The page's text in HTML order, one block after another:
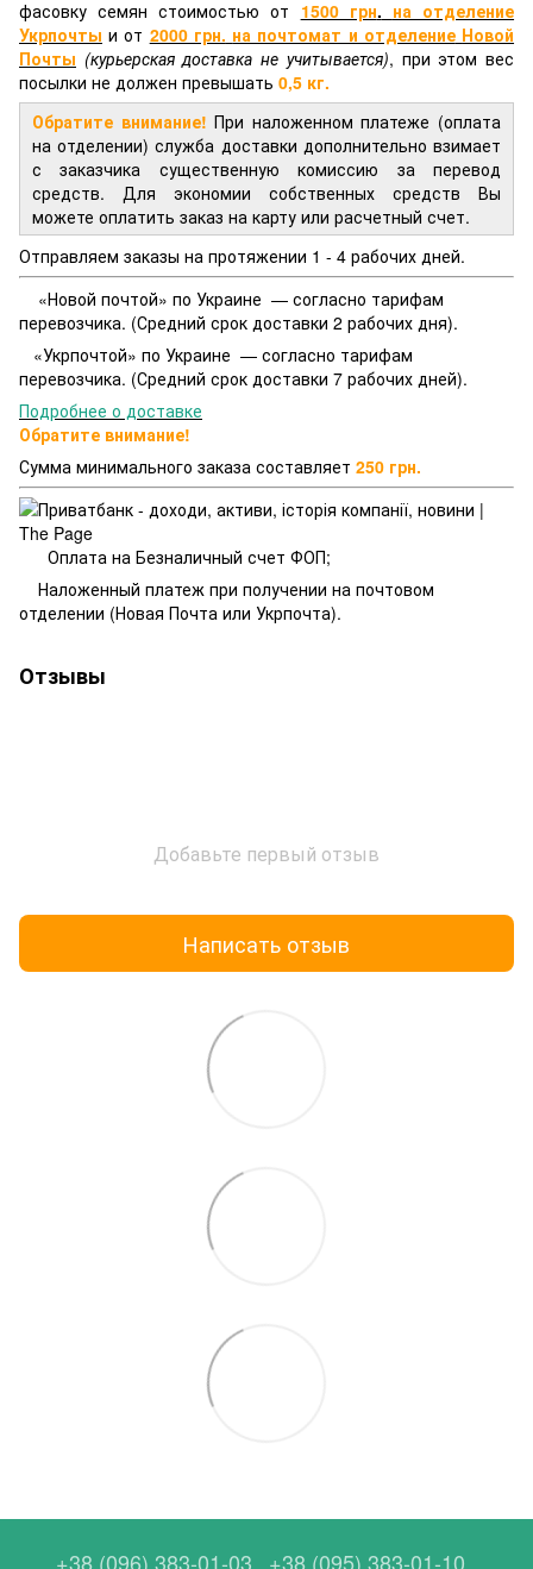
фасовку семян стоимостью от 1500 грн. на отделение
Укрпочты и от 2000 грн. на почтомат и отделение Новой
Почты (курьерская доставка не учитывается), при этом вес
посылки не должен превышать 0,5 кг.
Обратите внимание!При наложенном платеже (оплата
на отделении) служба доставки дополнительно взимает
с заказчика существенную комиссию за перевод
средств. Для экономии собственных средств Вы
можете оплатить заказ на карту или расчетный счет.
Отправляем заказы на протяжении 1 - 4 рабочих дней.
«Новой почтой» по Украине — согласно тарифам
перевозчика. (Средний срок доставки 2 рабочих дня).
«Укрпочтой» по Украине — согласно тарифам
перевозчика. (Средний срок доставки 7 рабочих дней).
Подробнее о доставке
Обратите внимание!
Сумма минимального заказа составляет 250 грн.
Оплата на Безналичный счет ФОП;
Наложенный платеж при получении на почтовом
отделении (Новая Почта или Укрпочта).
Отзывы
Добавьте первый отзыв
Написать отзыв
+38 (096) 383-01-03 +38 (095) 383-01-10